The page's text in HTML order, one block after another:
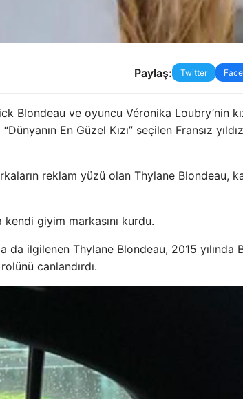
Paylaş: Twitter
Blondeau ve oyuncu Véronika Loubry’nin
En Güzel Kızı” seçilen Fransız
reklam yüzü olan Thylane Blondeau,
kendi giyim markasını kurdu.
da ilgilenen Thylane Blondeau, 2015
canlandırdı.